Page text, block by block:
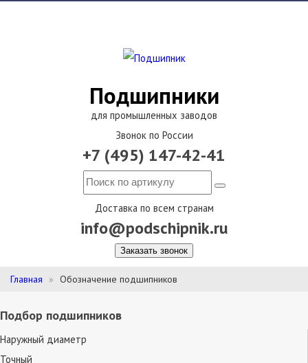
Подшипники
для промышленных заводов
Звонок по России
+7 (495) 147-42-41
Доставка по всем странам
info@podschipnik.ru
Заказать звонок
Главная Обозначение подшипников
Подбор подшипников
Наружный диаметр
Точный